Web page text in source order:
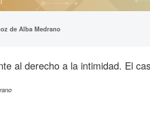
de Alba Medrano
al derecho a la intimidad. El